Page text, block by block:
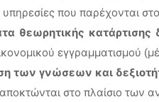
υπηρεσίες που παρέχονται
θεωρητικής κατάρτισης
εγγραμματισμού
των γνώσεων και
στο πλαίσιο των